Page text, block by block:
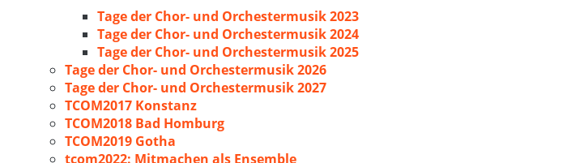
Tage der Chor- und Orchestermusik 2023
Tage der Chor- und Orchestermusik 2024
Tage der Chor- und Orchestermusik 2025
Tage der Chor- und Orchestermusik 2026
Tage der Chor- und Orchestermusik 2027
TCOM2017 Konstanz
TCOM2018 Bad Homburg
TCOM2019 Gotha
tcom2022: Mitmachen als Ensemble